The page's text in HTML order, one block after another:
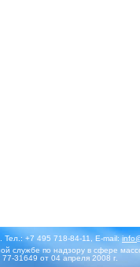
+7 495 718-84-11, E-mail:
службе по надзору в сфере
31649 от 04 апреля 2008 г.